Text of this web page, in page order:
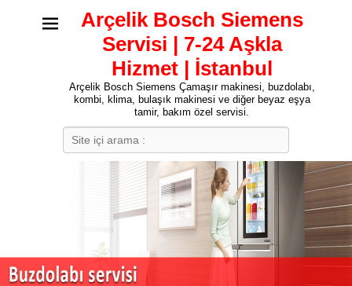
Arçelik Bosch Siemens
Servisi | 7-24 Aşkla
Hizmet | İstanbul
Arçelik Bosch Siemens Çamaşır makinesi, buzdolabı,
kombi, klima, bulaşık makinesi ve diğer beyaz eşya
tamir, bakım özel servisi.